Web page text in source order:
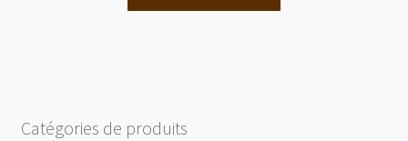
Catégories de produits